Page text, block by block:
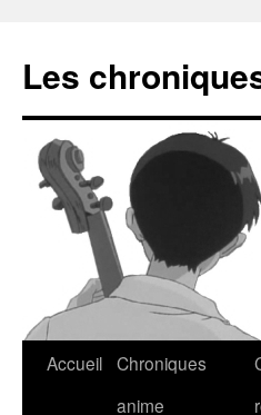
Les
Accueil Chroniques
anime